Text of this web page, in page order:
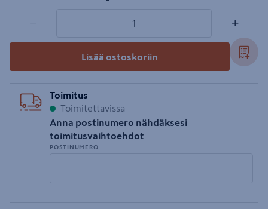
− +
Lisää ostoskoriin
Toimitus
Toimitettavissa
Anna postinumero nähdäksesi
toimitusvaihtoehdot
POSTINUMERO